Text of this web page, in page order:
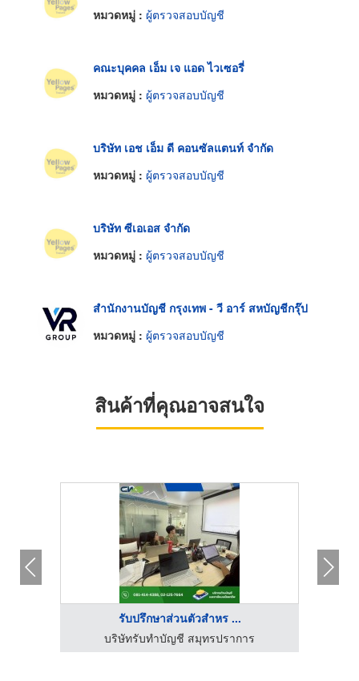
หมวดหมู่ : ผู้ตรวจสอบบัญชี
คณะบุคคล เอ็ม เจ แอด ไวเซอรี่
หมวดหมู่ : ผู้ตรวจสอบบัญชี
บริษัท เอช เอ็ม ดี คอนซัลแตนท์ จำกัด
หมวดหมู่ : ผู้ตรวจสอบบัญชี
บริษัท ซีเอเอส จำกัด
หมวดหมู่ : ผู้ตรวจสอบบัญชี
สำนักงานบัญชี กรุงเทพ - วี อาร์ สหบัญชีกรุ๊ป
หมวดหมู่ : ผู้ตรวจสอบบัญชี
สินค้าที่คุณอาจสนใจ
รับปรึกษาส่วนตัวสำหร ...
บริษัทรับทำบัญชี สมุทรปราการ